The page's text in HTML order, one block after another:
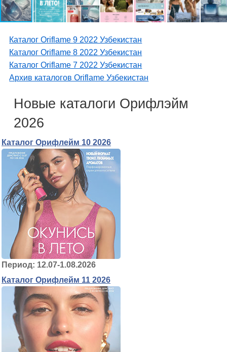
Каталог Oriflame 9 2022 Узбекистан
Каталог Oriflame 8 2022 Узбекистан
Каталог Oriflame 7 2022 Узбекистан
Архив каталогов Oriflame Узбекистан
Новые каталоги Орифлэйм
2026
Каталог Орифлейм 10 2026
Период: 12.07-1.08.2026
Каталог Орифлейм 11 2026